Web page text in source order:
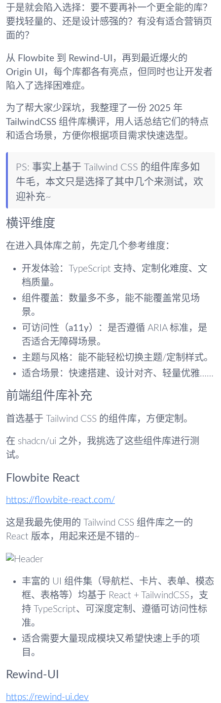
于是就会陷入选择：要不要再补一个更全能的库？
要找轻量的、还是设计感强的？有没有适合营销页
面的？
从 Flowbite 到 Rewind-UI ，再到最近爆火的
Origin UI ，每个库都各有亮点，但同时也让开发者
陷入了选择困难症。
为了帮大家少踩坑，我整理了一份 2025 年
TailwindCSS 组件库横评，用人话总结它们的特点
和适合场景，方便你根据项目需求快速选型。
PS: 事实上基于 Tailwind CSS 的组件库多如
牛毛，本文只是选择了其中几个来测试，欢
迎补充~
横评维度
在进入具体库之前，先定几个参考维度：
开发体验：TypeScript 支持、定制化难度、文
档质量。
组件覆盖 ：数量多不多，能不能覆盖常见场
景。
可访问性（a11y）
：是否遵循 ARIA 标准，是
否适合无障碍场景。
主题与风格：能不能轻松切换主题/定制样式。
适合场景 ：快速搭建、设计对齐、轻量优雅……
前端组件库补充
首选基于 Tailwind CSS 的组件库，方便定制。
在 shadcn/ui 之外，我挑选了这些组件库进行测
试。
Flowbite React
https://flowbite-react.com/
这是我最先使用的 Tailwind CSS 组件库之一的
React 版本，用起来还是不错的~
丰富的 UI 组件集（导航栏、卡片、表单、模态
框、表格等）均基于 React + TailwindCSS，支
持 TypeScript、可深度定制、遵循可访问性标
准。
适合需要大量现成模块又希望快速上手的项
目。
Rewind-UI
https://rewind-ui.dev